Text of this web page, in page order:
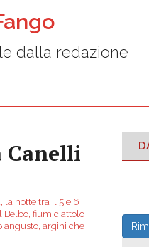
dalla redazione
Canelli
la notte tra il 5 e 6
Belbo, fiumiciattolo
angusto, argini che